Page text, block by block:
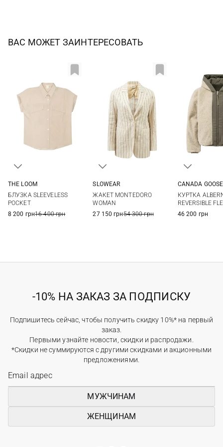
ВАС МОЖЕТ ЗАИНТЕРЕСОВАТЬ
THE LOOM
БЛУЗКА SLEEVELESS
POCKET
8 200 грн16 400 грн
SLOWEAR
ЖАКЕТ MONTEDORO
WOMAN
27 150 грн54 300 грн
CANADA GOOSE
КУРТКА
REVERSIBLE
46 200 грн
-10% НА ЗАКАЗ ЗА ПОДПИСКУ
Подпишитесь сейчас, чтобы получить скидку 10%* на первый
заказ.
Первыми узнайте новости, скидки и распродажи.
*Скидки не суммируются с другими скидками и акционными
предложениями.
МУЖЧИНАМ
ЖЕНЩИНАМ